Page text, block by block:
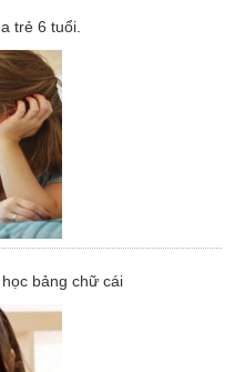
trẻ 6 tuổi.
bảng chữ cái